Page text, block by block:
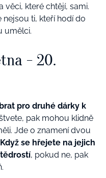
věci, které chtějí, sami.
nejsou ti, kteří hodí do
umělci.
- 20.
pro druhé dárky k
pak mohou klidně
Jde o znamení dvou
Když se hřejete na jejich
, pokud ne, pak